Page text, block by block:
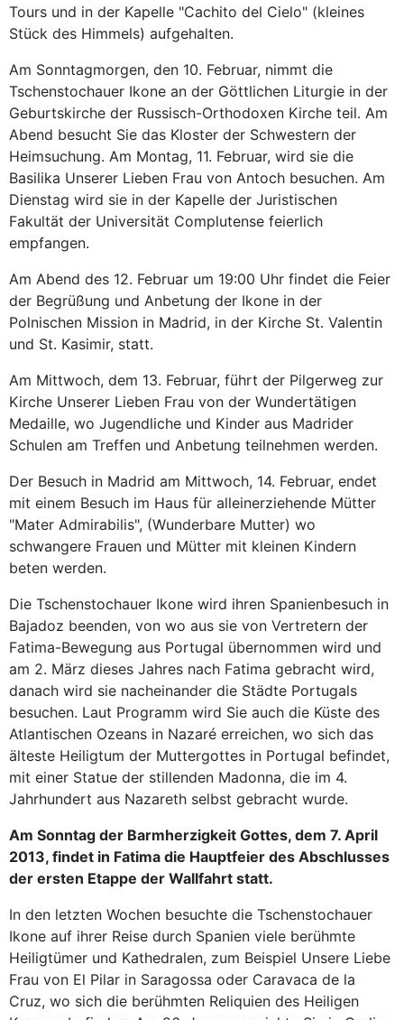
Tours und in der Kapelle "Cachito del Cielo" (kleines
Stück des Himmels) aufgehalten.
Am Sonntagmorgen, den 10. Februar, nimmt die
Tschenstochauer Ikone an der Göttlichen Liturgie in der
Geburtskirche der Russisch-Orthodoxen Kirche teil. Am
Abend besucht Sie das Kloster der Schwestern der
Heimsuchung. Am Montag, 11. Februar, wird sie die
Basilika Unserer Lieben Frau von Antoch besuchen. Am
Dienstag wird sie in der Kapelle der Juristischen
Fakultät der Universität Complutense feierlich
empfangen.
Am Abend des 12. Februar um 19:00 Uhr findet die Feier
der Begrüßung und Anbetung der Ikone in der
Polnischen Mission in Madrid, in der Kirche St. Valentin
und St. Kasimir, statt.
Am Mittwoch, dem 13. Februar, führt der Pilgerweg zur
Kirche Unserer Lieben Frau von der Wundertätigen
Medaille, wo Jugendliche und Kinder aus Madrider
Schulen am Treffen und Anbetung teilnehmen werden.
Der Besuch in Madrid am Mittwoch, 14. Februar, endet
mit einem Besuch im Haus für alleinerziehende Mütter
"Mater Admirabilis", (Wunderbare Mutter) wo
schwangere Frauen und Mütter mit kleinen Kindern
beten werden.
Die Tschenstochauer Ikone wird ihren Spanienbesuch in
Bajadoz beenden, von wo aus sie von Vertretern der
Fatima-Bewegung aus Portugal übernommen wird und
am 2. März dieses Jahres nach Fatima gebracht wird,
danach wird sie nacheinander die Städte Portugals
besuchen. Laut Programm wird Sie auch die Küste des
Atlantischen Ozeans in Nazaré erreichen, wo sich das
älteste Heiligtum der Muttergottes in Portugal befindet,
mit einer Statue der stillenden Madonna, die im 4.
Jahrhundert aus Nazareth selbst gebracht wurde.
Am Sonntag der Barmherzigkeit Gottes, dem 7. April
2013, findet in Fatima die Hauptfeier des Abschlusses
der ersten Etappe der Wallfahrt statt.
In den letzten Wochen besuchte die Tschenstochauer
Ikone auf ihrer Reise durch Spanien viele berühmte
Heiligtümer und Kathedralen, zum Beispiel Unsere Liebe
Frau von El Pilar in Saragossa oder Caravaca de la
Cruz, wo sich die berühmten Reliquien des Heiligen